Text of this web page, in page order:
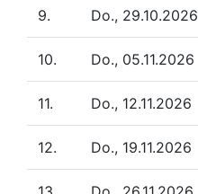
9. Do., 29.10.2026
10. Do., 05.11.2026
11. Do., 12.11.2026
12. Do., 19.11.2026